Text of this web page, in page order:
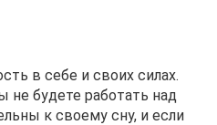
в себе и своих силах.
будете работать над
к своему сну, и если